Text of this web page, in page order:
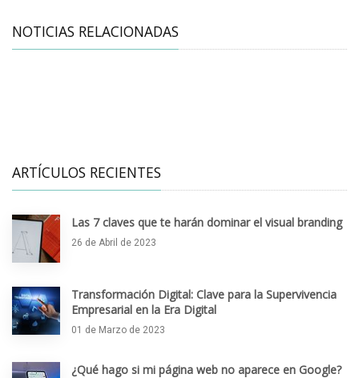
NOTICIAS RELACIONADAS
ARTÍCULOS RECIENTES
Las 7 claves que te harán dominar el visual branding
26 de Abril de 2023
Transformación Digital: Clave para la Supervivencia
Empresarial en la Era Digital
01 de Marzo de 2023
¿Qué hago si mi página web no aparece en Google?